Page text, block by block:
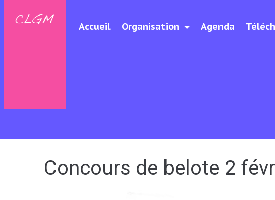
Accueil Organisation Agenda
Concours de belote 2